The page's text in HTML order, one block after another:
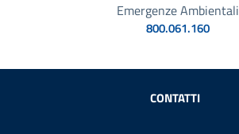
Emergenze Ambientali
800.061.160
Sezione Link Utili
CONTATTI